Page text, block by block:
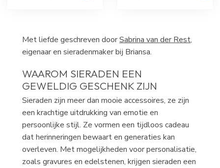
Met liefde geschreven doorSabrina van der Rest,
eigenaar en sieradenmaker bij Briansa.
WAAROM SIERADEN EEN
GEWELDIG GESCHENK ZIJN
Sieraden zijn meer dan mooie accessoires, ze zijn
een krachtige uitdrukking van emotie en
persoonlijke stijl. Ze vormen een tijdloos cadeau
dat herinneringen bewaart en generaties kan
overleven. Met mogelijkheden voor personalisatie,
zoals gravures en edelstenen, krijgen sieraden een